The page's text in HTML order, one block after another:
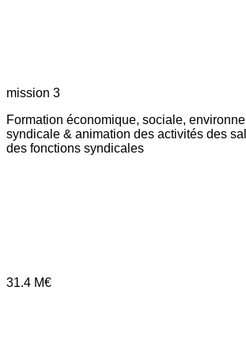
mission 3
Formation économique, sociale,
syndicale & animation des activités des
des fonctions syndicales
31.4 M€